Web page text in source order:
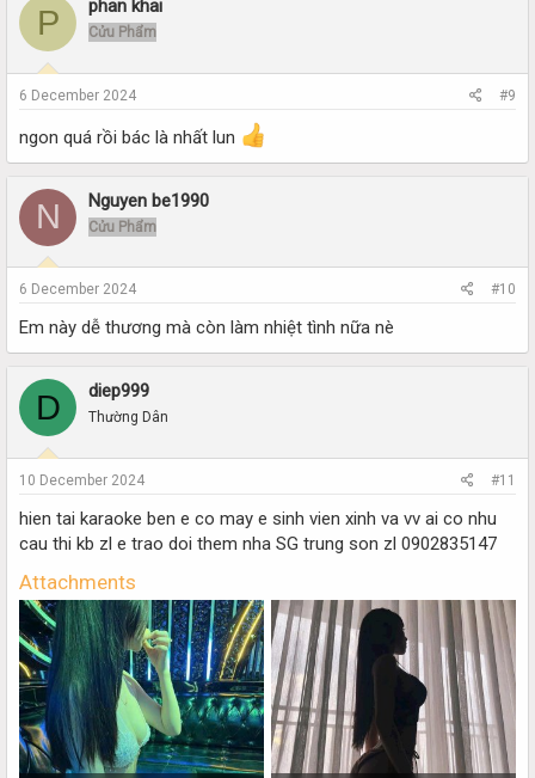
P phan khai
Cửu Phẩm
6 December 2024 #9
ngon quá rồi bác là nhất lun
N Nguyen be1990
Cửu Phẩm
6 December 2024 #10
Em này dễ thương mà còn làm nhiệt tình nữa nè
D diep999
Thường Dân
10 December 2024 #11
hien tai karaoke ben e co may e sinh vien xinh va vv ai co nhu
cau thi kb zl e trao doi them nha SG trung son zl 0902835147
Attachments